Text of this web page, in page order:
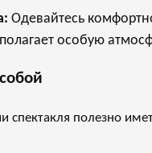
Одевайтесь
особую
спектакля полезно